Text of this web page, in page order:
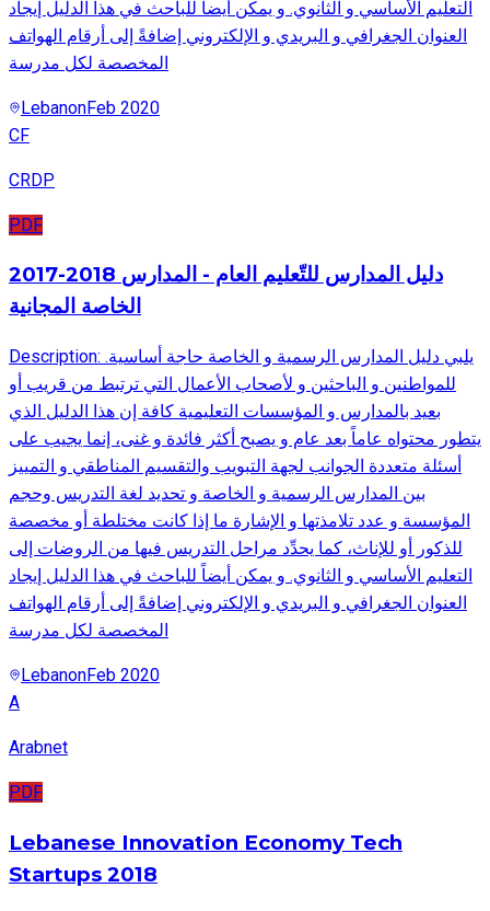
التعليم الأساسي و الثانوي. و يمكن أيضاً للباحث في هذا الدليل إيجاد
العنوان الجغرافي و البريدي و الإلكتروني إضافةً إلى أرقام الهواتف
المخصصة لكل مدرسة
LebanonFeb 2020
CF
CRDP
PDF
2017-2018 دليل المدارس للتّعليم العام - المدارس
الخاصة المجانية
Description: .يلبي دليل المدارس الرسمية و الخاصة حاجة أساسية
للمواطنين و الباحثين و لأصحاب الأعمال التي ترتبط من قريب أو
بعيد بالمدارس و المؤسسات التعليمية كافة إن هذا الدليل الذي
يتطور محتواه عاماً بعد عام و يصبح أكثر فائدة و غنى، إنما يجيب على
أسئلة متعددة الجوانب لجهة التبويب والتقسيم المناطقي و التمييز
بين المدارس الرسمية و الخاصة و تحديد لغة التدريس وحجم
المؤسسة و عدد تلامذتها و الإشارة ما إذا كانت مختلطة أو مخصصة
للذكور أو للإناث، كما يحدِّد مراحل التدريس فيها من الروضات إلى
التعليم الأساسي و الثانوي. و يمكن أيضاً للباحث في هذا الدليل إيجاد
العنوان الجغرافي و البريدي و الإلكتروني إضافةً إلى أرقام الهواتف
المخصصة لكل مدرسة
LebanonFeb 2020
A
Arabnet
PDF
Lebanese Innovation Economy Tech
Startups 2018